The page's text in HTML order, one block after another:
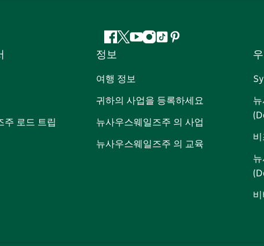
페
이
북
지
다
유 인
램
틱
핀
트
주 로드 트립
정보
여행 정보
귀하의 사업을 등록하세요
뉴사우스웨일즈주 의 사업
뉴사우스웨일즈주 의 교육